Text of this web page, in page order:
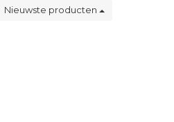
Nieuwste producten